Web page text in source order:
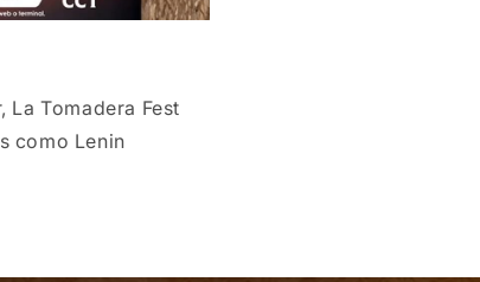
Tomadera Fest
como Lenin